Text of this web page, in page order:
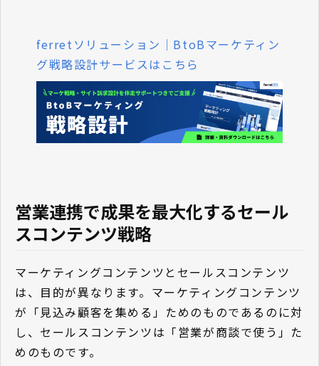
ferretソリューション｜BtoBマーケティン
グ戦略設計サービスはこちら
営業連携で成果を最大化するセール
スコンテンツ戦略
マーケティングコンテンツとセールスコンテンツ
は、目的が異なります。マーケティングコンテンツ
が「見込み顧客を集める」ためのものであるのに対
し、セールスコンテンツは「営業が商談で使う」た
めのものです。